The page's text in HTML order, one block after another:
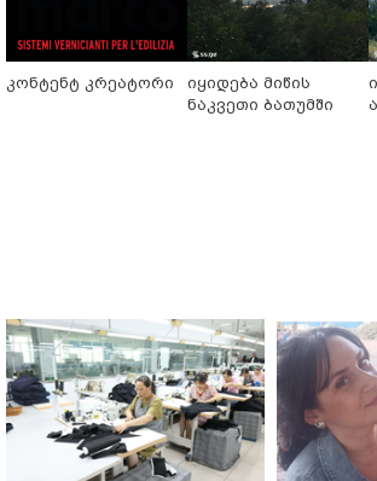
კონტენტ კრეატორი
იყიდება მიწის
ნაკვეთი ბათუმში